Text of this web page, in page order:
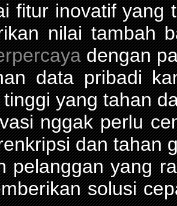
fitur inovatif yang
nilai tambah
dengan
data pribadi
yang tahan
nggak perlu
dan tahan
pelanggan yang
solusi